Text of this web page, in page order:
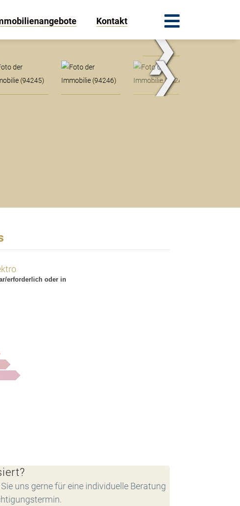
Kontakt
❯
❯
erforderlich oder in
uns gerne für eine individuelle Beratung